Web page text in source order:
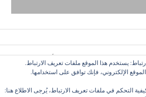
يستخدم هذا الموقع ملفات تعريف الارتباط.
الإلكتروني، فإنك توافق على استخدامها.
التحكم في ملفات تعريف الارتباط، يُرجى الاطلاع هنا:
الكاتب وحده, ولا تعبر عن رأي الموقع